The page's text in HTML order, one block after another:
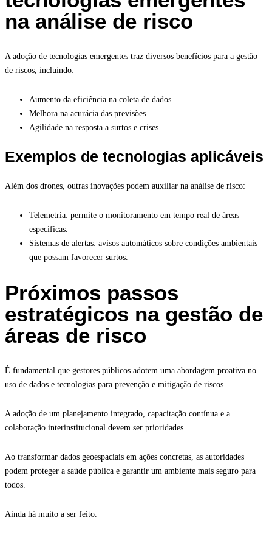
na análise de risco
A adoção de tecnologias emergentes traz diversos benefícios para a gestão
de riscos, incluindo:
Aumento da eficiência na coleta de dados.
Melhora na acurácia das previsões.
Agilidade na resposta a surtos e crises.
Exemplos de tecnologias aplicáveis
Além dos drones, outras inovações podem auxiliar na análise de risco:
Telemetria: permite o monitoramento em tempo real de áreas
específicas.
Sistemas de alertas: avisos automáticos sobre condições ambientais
que possam favorecer surtos.
Próximos passos
estratégicos na gestão de
áreas de risco
É fundamental que gestores públicos adotem uma abordagem proativa no
uso de dados e tecnologias para prevenção e mitigação de riscos.
A adoção de um planejamento integrado, capacitação contínua e a
colaboração interinstitucional devem ser prioridades.
Ao transformar dados geoespaciais em ações concretas, as autoridades
podem proteger a saúde pública e garantir um ambiente mais seguro para
todos.
Ainda há muito a ser feito.